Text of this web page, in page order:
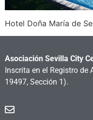
Hotel Doña María de
Asociación Sevilla City
Inscrita en el Registro
19497, Sección 1).